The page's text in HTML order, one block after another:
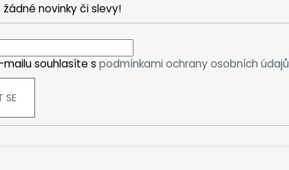
novinky či slevy!
souhlasíte s podmínkami ochrany osobních údajů
SE